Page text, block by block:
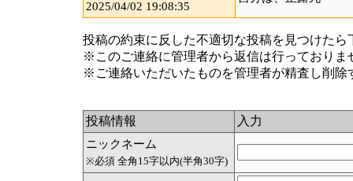
2025/04/02 19:08:35
投稿の約束に反した不適切な投稿を見つけた
※このご連絡に管理者から返信は行っておりま
※ご連絡いただいたものを管理者が精査し削除
投稿情報 入力
ニックネーム
※必須 全角15字以内(半角30字)